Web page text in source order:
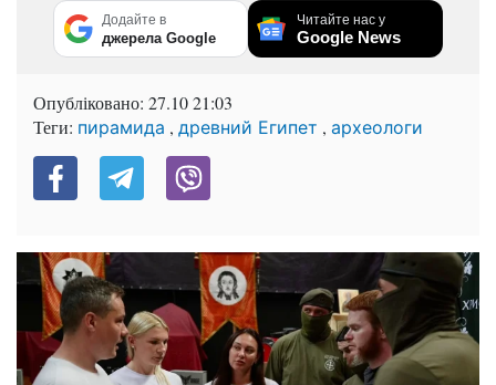
Додайте в
джерела Google
Читайте нас у
Google News
Опубліковано: 27.10 21:03
Теги: пирамида , древний Египет , археологи